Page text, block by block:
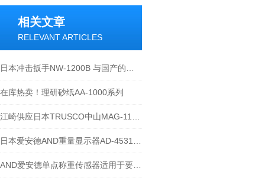
相关文章
RELEVANT ARTICLES
在库热卖！理研砂纸AA-1000系列